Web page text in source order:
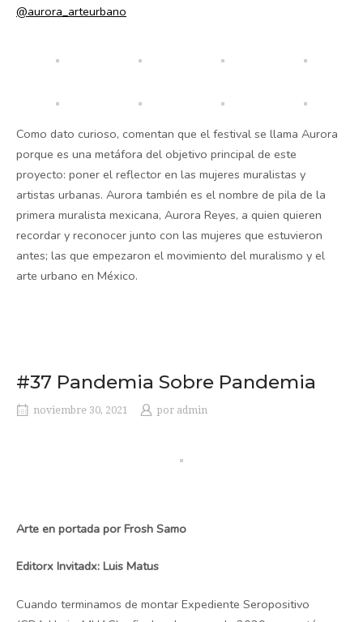
@aurora_arteurbano
Como dato curioso, comentan que el festival se llama Aurora
porque es una metáfora del objetivo principal de este
proyecto: poner el reflector en las mujeres muralistas y
artistas urbanas. Aurora también es el nombre de pila de la
primera muralista mexicana, Aurora Reyes, a quien quieren
recordar y reconocer junto con las mujeres que estuvieron
antes; las que empezaron el movimiento del muralismo y el
arte urbano en México.
#37 Pandemia Sobre Pandemia
noviembre 30, 2021 por admin
Arte en portada por Frosh Samo
Editorx Invitadx: Luis Matus
Cuando terminamos de montar Expediente Seropositivo